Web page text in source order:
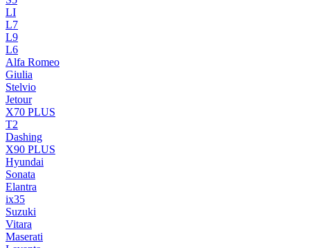
LI
L7
L9
L6
Alfa Romeo
Giulia
Stelvio
Jetour
X70 PLUS
T2
Dashing
X90 PLUS
Hyundai
Sonata
Elantra
ix35
Suzuki
Vitara
Maserati